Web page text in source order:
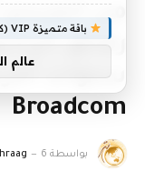
من
سنوات
Broadcom
بواسطة 6 يوليو، 2026
باقة متميزة VIP (كود: AA86842):
عالم